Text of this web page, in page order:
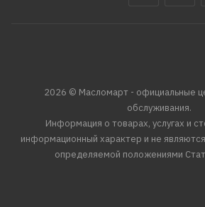
2026 © Масломарт - официальные
обслуживания.
Информация о товарах, услугах и
информационный характер и не
определяемой положениями